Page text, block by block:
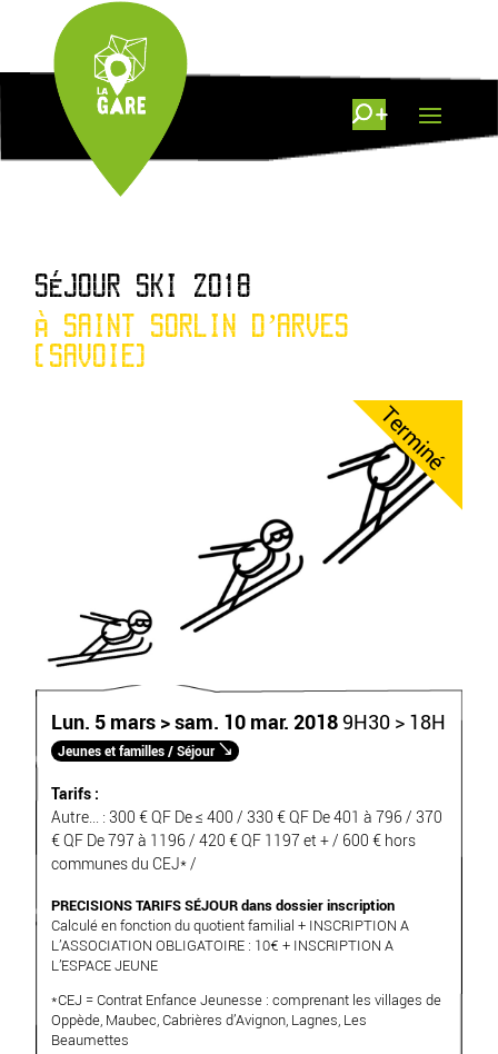
SÉJOUR SKI 2018
À SAINT SORLIN D’ARVES
(SAVOIE)
Terminé
Lun. 5 mars > sam. 10 mar. 20189H30 > 18H
Jeunes et familles / Séjour
Tarifs :
Autre... : 300 € QF De ≤ 400 / 330 € QF De 401 à 796 / 370
€ QF De 797 à 1196 / 420 € QF 1197 et + / 600 € hors
communes du CEJ* /
PRECISIONS TARIFS SÉJOUR dans dossier inscription
Calculé en fonction du quotient familial + INSCRIPTION A
L’ASSOCIATION OBLIGATOIRE : 10€ + INSCRIPTION A
L’ESPACE JEUNE
*CEJ = Contrat Enfance Jeunesse : comprenant les villages de
Oppède, Maubec, Cabrières d’Avignon, Lagnes, Les
Beaumettes